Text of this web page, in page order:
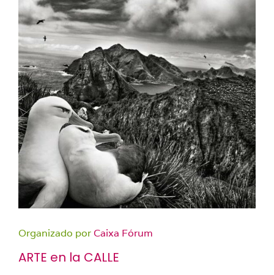
Organizado por Caixa Fórum
ARTE en la CALLE